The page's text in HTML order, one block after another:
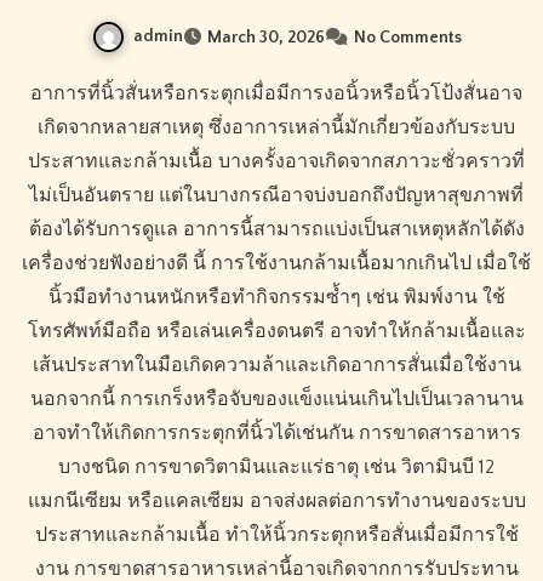
admin March 30, 2026 No Comments
อาการที่นิ้วสั่นหรือกระตุกเมื่อมีการงอนิ้วหรือนิ้วโป้งสั่นอาจ
เกิดจากหลายสาเหตุ ซึ่งอาการเหล่านี้มักเกี่ยวข้องกับระบบ
ประสาทและกล้ามเนื้อ บางครั้งอาจเกิดจากสภาวะชั่วคราวที่
ไม่เป็นอันตราย แต่ในบางกรณีอาจบ่งบอกถึงปัญหาสุขภาพที่
ต้องได้รับการดูแล อาการนี้สามารถแบ่งเป็นสาเหตุหลักได้ดัง
เครื่องช่วยฟังอย่างดี นี้ การใช้งานกล้ามเนื้อมากเกินไป เมื่อใช้
นิ้วมือทำงานหนักหรือทำกิจกรรมซ้ำๆ เช่น พิมพ์งาน ใช้
โทรศัพท์มือถือ หรือเล่นเครื่องดนตรี อาจทำให้กล้ามเนื้อและ
เส้นประสาทในมือเกิดความล้าและเกิดอาการสั่นเมื่อใช้งาน
นอกจากนี้ การเกร็งหรือจับของแข็งแน่นเกินไปเป็นเวลานาน
อาจทำให้เกิดการกระตุกที่นิ้วได้เช่นกัน การขาดสารอาหาร
บางชนิด การขาดวิตามินและแร่ธาตุ เช่น วิตามินบี 12
แมกนีเซียม หรือแคลเซียม อาจส่งผลต่อการทำงานของระบบ
ประสาทและกล้ามเนื้อ ทำให้นิ้วกระตุกหรือสั่นเมื่อมีการใช้
งาน การขาดสารอาหารเหล่านี้อาจเกิดจากการรับประทาน